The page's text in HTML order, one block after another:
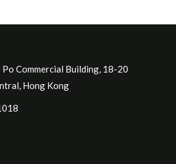
Commercial Building, 18-20
Hong Kong